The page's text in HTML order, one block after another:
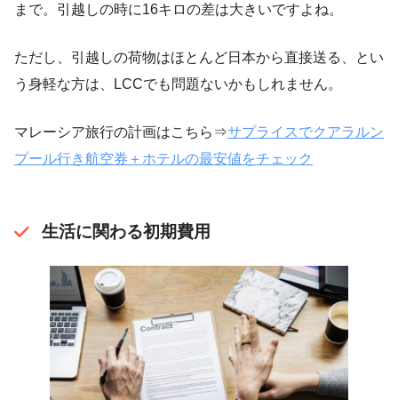
まで。引越しの時に16キロの差は大きいですよね。
ただし、引越しの荷物はほとんど日本から直接送る、とい
う身軽な方は、LCCでも問題ないかもしれません。
マレーシア旅行の計画はこちら⇒サプライスでクアラルン
プール行き航空券＋ホテルの最安値をチェック
生活に関わる初期費用